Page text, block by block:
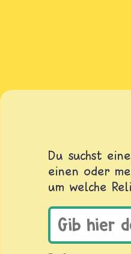
Du suchst
einen oder
um welche